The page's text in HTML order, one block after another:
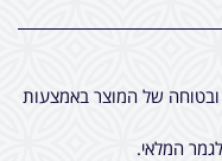
של המוצר באמצעות
המלאי.